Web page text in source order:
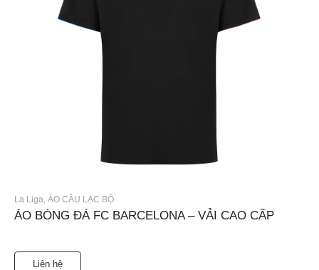
La Liga, ÁO CÂU LẠC BỘ
ÁO BÓNG ĐÁ FC BARCELONA – VẢI CAO CẤP
Liên hệ